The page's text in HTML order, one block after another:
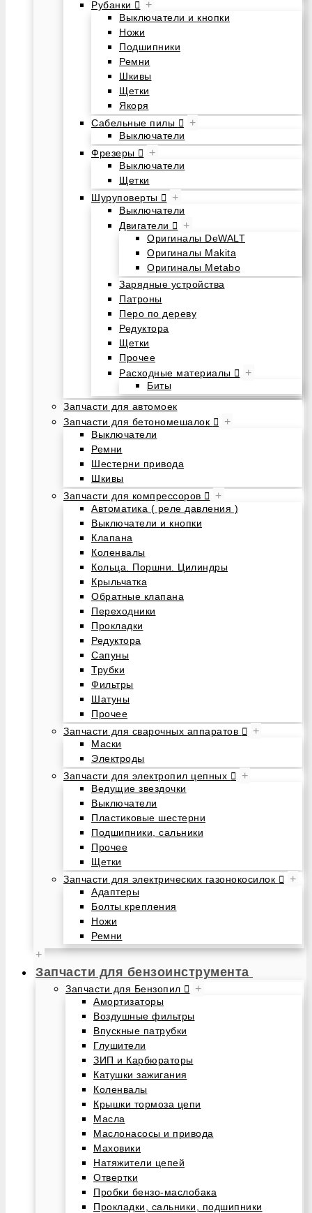
Рубанки +
Выключатели и кнопки
Ножи
Подшипники
Ремни
Шкивы
Щетки
Якоря
Сабельные пилы
+
Выключатели
Фрезеры
+
Выключатели
Щетки
Шуруповерты
+
Выключатели
Двигатели
+
Оригиналы DeWALT
Оригиналы Makita
Оригиналы Metabo
Зарядные устройства
Патроны
Перо по дереву
Редуктора
Щетки
Прочее
Расходные материалы
+
Биты
Запчасти для автомоек
Запчасти для бетономешалок
+
Выключатели
Ремни
Шестерни привода
Шкивы
Запчасти для компрессоров
+
Автоматика ( реле давления )
Выключатели и кнопки
Клапана
Коленвалы
Кольца. Поршни. Цилиндры
Крыльчатка
Обратные клапана
Переходники
Прокладки
Редуктора
Сапуны
Трубки
Фильтры
Шатуны
Прочее
Запчасти для сварочных аппаратов
+
Маски
Электроды
Запчасти для электропил цепных
+
Ведущие звездочки
Выключатели
Пластиковые шестерни
Подшипники, сальники
Прочее
Щетки
Запчасти для электрических газонокосилок
+
Адаптеры
Болты крепления
Ножи
Ремни
+
Запчасти для бензоинструмента
Запчасти для Бензопил +
Амортизаторы
Воздушные фильтры
Впускные патрубки
Глушители
ЗИП и Карбюраторы
Катушки зажигания
Коленвалы
Крышки тормоза цепи
Масла
Маслонасосы и привода
Маховики
Натяжители цепей
Отвертки
Пробки бензо-маслобака
Прокладки, сальники, подшипники